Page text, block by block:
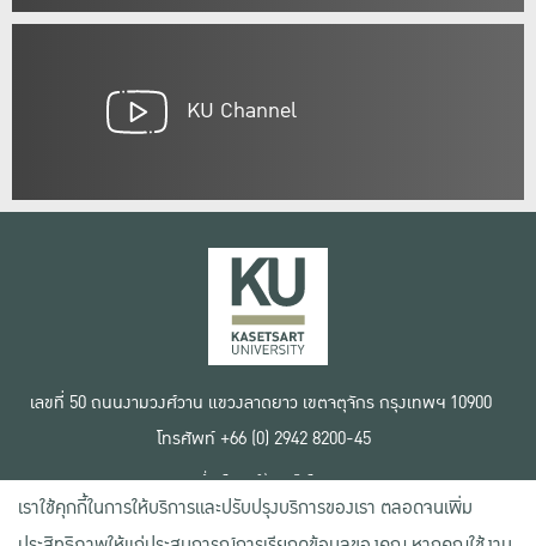
KU Channel
เลขที่ 50 ถนนงามวงศ์วาน แขวงลาดยาว เขตจตุจักร กรุงเทพฯ 10900
โทรศัพท์ +66 (0) 2942 8200-45
เงื่อนไขการใช้งานเว็บไซต์
ข้อตกลงด้านสิทธิ์ใช้งาน
นโยบายความเป็นส่วนตัว
เราใช้คุกกี้ในการให้บริการและปรับปรุงบริการของเรา ตลอดจนเพิ่ม